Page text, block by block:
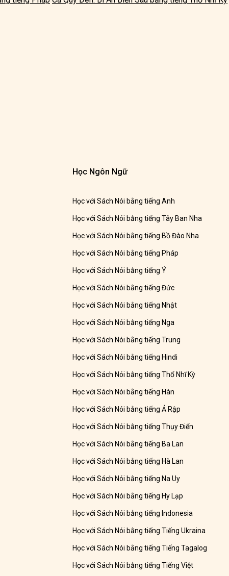
Học Ngôn Ngữ
Học với Sách Nói bằng tiếng Anh
Học với Sách Nói bằng tiếng Tây Ban Nha
Học với Sách Nói bằng tiếng Bồ Đào Nha
Học với Sách Nói bằng tiếng Pháp
Học với Sách Nói bằng tiếng Ý
Học với Sách Nói bằng tiếng Đức
Học với Sách Nói bằng tiếng Nhật
Học với Sách Nói bằng tiếng Nga
Học với Sách Nói bằng tiếng Trung
Học với Sách Nói bằng tiếng Hindi
Học với Sách Nói bằng tiếng Thổ Nhĩ Kỳ
Học với Sách Nói bằng tiếng Hàn
Học với Sách Nói bằng tiếng Ả Rập
Học với Sách Nói bằng tiếng Thụy Điển
Học với Sách Nói bằng tiếng Ba Lan
Học với Sách Nói bằng tiếng Hà Lan
Học với Sách Nói bằng tiếng Na Uy
Học với Sách Nói bằng tiếng Hy Lạp
Học với Sách Nói bằng tiếng Indonesia
Học với Sách Nói bằng tiếng Tiếng Ukraina
Học với Sách Nói bằng tiếng Tiếng Tagalog
Học với Sách Nói bằng tiếng Tiếng Việt